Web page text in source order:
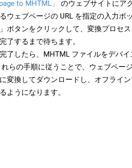
to MHTML」
のウェブサイトにア
ウェブページの URL を指定の入力ボ
」ボタンをクリックして、変換プロセス
了するまで待ちます。
了したら、MHTML ファイルをデバ
らの手順に従うことで、ウェブペー
変換してダウンロードし、オフライ
ようになります。